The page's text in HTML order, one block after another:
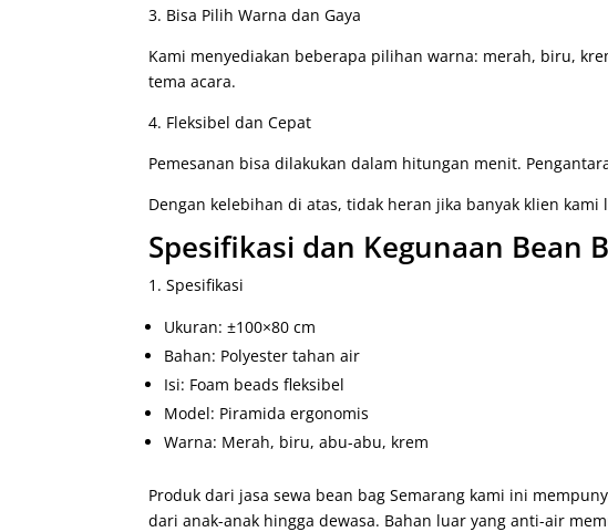
3. Bisa Pilih Warna dan Gaya
Kami menyediakan beberapa pilihan warna: merah, biru,
tema acara.
4. Fleksibel dan Cepat
Pemesanan bisa dilakukan dalam hitungan menit.
Dengan kelebihan di atas, tidak heran jika banyak klien
Spesifikasi dan Kegunaan Bean
1. Spesifikasi
Ukuran: ±100×80 cm
Bahan: Polyester tahan air
Isi: Foam beads fleksibel
Model: Piramida ergonomis
Warna: Merah, biru, abu-abu, krem
Produk dari jasa sewa bean bag Semarang kami ini
dari anak-anak hingga dewasa. Bahan luar yang anti-air